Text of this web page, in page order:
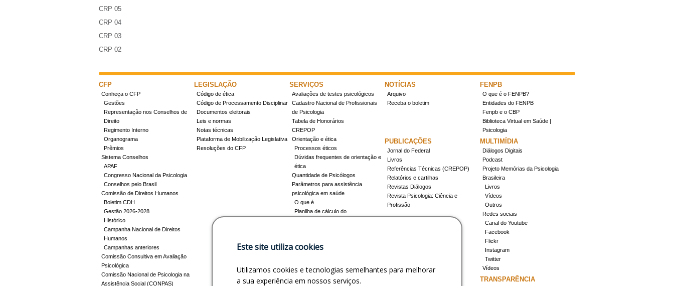
CRP 05
CRP 04
CRP 03
CRP 02
CFP
Conheça o CFP
Gestões
Representação nos Conselhos de
Direito
Regimento Interno
Organograma
Prêmios
Sistema Conselhos
APAF
Congresso Nacional da Psicologia
Conselhos pelo Brasil
Comissão de Direitos Humanos
Boletim CDH
Gestão 2026-2028
Histórico
Campanha Nacional de Direitos
Humanos
Campanhas anteriores
Comissão Consultiva em Avaliação
Psicológica
Comissão Nacional de Psicologia na
Assistência Social (CONPAS)
LEGISLAÇÃO
Código de ética
Código de Processamento Disciplinar
Documentos eleitorais
Leis e normas
Notas técnicas
Plataforma de Mobilização Legislativa
Resoluções do CFP
SERVIÇOS
Avaliações de testes psicológicos
Cadastro Nacional de Profissionais
de Psicologia
Tabela de Honorários
CREPOP
Orientação e ética
Processos éticos
Dúvidas frequentes de orientação e
ética
Quantidade de Psicólogos
Parâmetros para assistência
psicológica em saúde
O que é
Planilha de cálculo do
Registro de Especialista
Cursos credenciados
NOTÍCIAS
Arquivo
Receba o boletim
FENPB
O que é o FENPB?
Entidades do FENPB
Fenpb e o CBP
Biblioteca Virtual em Saúde |
Psicologia
PUBLICAÇÕES
Jornal do Federal
Livros
Referências Técnicas (CREPOP)
Relatórios e cartilhas
Revistas Diálogos
Revista Psicologia: Ciência e
Profissão
MULTIMÍDIA
Diálogos Digitais
Podcast
Projeto Memórias da Psicologia
Brasileira
Livros
Vídeos
Outros
Redes sociais
Canal do Youtube
Facebook
Flickr
Instagram
Twitter
Vídeos
TRANSPARÊNCIA
Este site utiliza cookies
Utilizamos cookies e tecnologias semelhantes para melhorar
a sua experiência em nossos serviços.